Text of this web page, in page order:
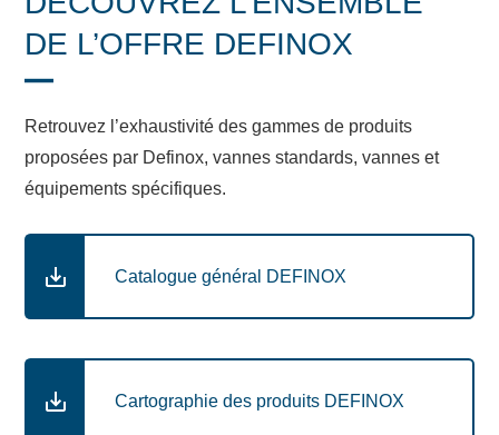
DE L’OFFRE DEFINOX
Retrouvez l’exhaustivité des gammes de produits
proposées par Definox, vannes standards, vannes et
équipements spécifiques.
Catalogue général DEFINOX
Cartographie des produits DEFINOX